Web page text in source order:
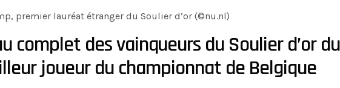
premier lauréat étranger du Soulier d’or (©nu.nl)
complet des vainqueurs du Soulier d’or du
joueur du championnat de Belgique